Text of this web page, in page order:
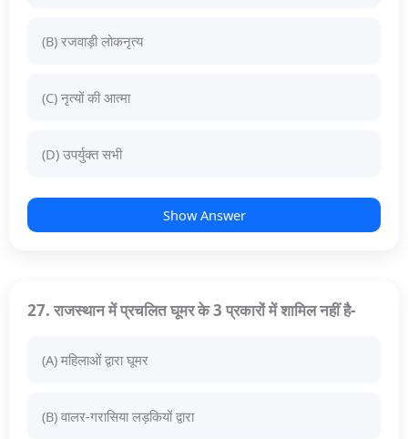
(B) रजवाड़ी लोकनृत्य
(C) नृत्यों की आत्मा
(D) उपर्युक्त सभी
Show Answer
27. राजस्थान में प्रचलित घूमर के 3 प्रकारों में शामिल नहीं है-
(A) महिलाओं द्वारा घूमर
(B) वालर-गरासिया लड़कियों द्वारा